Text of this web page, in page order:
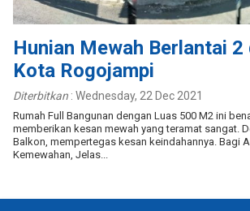
Hunian Mewah Berlantai
Kota Rogojampi
Diterbitkan : Wednesday, 22 Dec 2021
Rumah Full Bangunan dengan Luas 500 M2 ini
memberikan kesan mewah yang teramat sangat.
Balkon, mempertegas kesan keindahannya. Bagi
Kemewahan, Jelas...